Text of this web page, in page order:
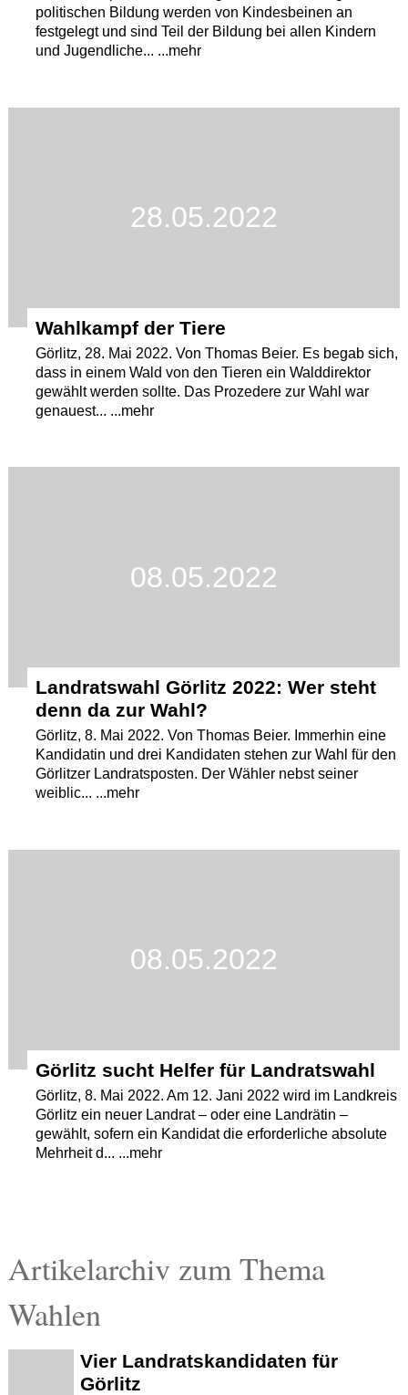
politischen Bildung werden von Kindesbeinen an
festgelegt und sind Teil der Bildung bei allen Kindern
und Jugendliche... ...mehr
28.05.2022
Wahlkampf der Tiere
Görlitz, 28. Mai 2022. Von Thomas Beier. Es begab sich,
dass in einem Wald von den Tieren ein Walddirektor
gewählt werden sollte. Das Prozedere zur Wahl war
genauest... ...mehr
08.05.2022
Landratswahl Görlitz 2022: Wer steht
denn da zur Wahl?
Görlitz, 8. Mai 2022. Von Thomas Beier. Immerhin eine
Kandidatin und drei Kandidaten stehen zur Wahl für den
Görlitzer Landratsposten. Der Wähler nebst seiner
weiblic... ...mehr
08.05.2022
Görlitz sucht Helfer für Landratswahl
Görlitz, 8. Mai 2022. Am 12. Jani 2022 wird im Landkreis
Görlitz ein neuer Landrat – oder eine Landrätin –
gewählt, sofern ein Kandidat die erforderliche absolute
Mehrheit d... ...mehr
Artikelarchiv zum Thema
Wahlen
Vier Landratskandidaten für
Görlitz